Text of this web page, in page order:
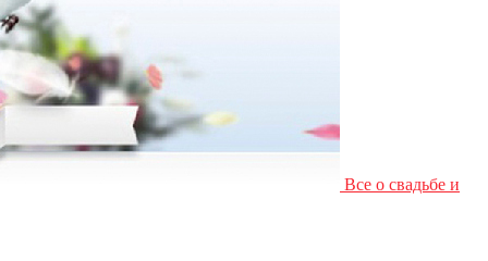
Все о свадьбе и